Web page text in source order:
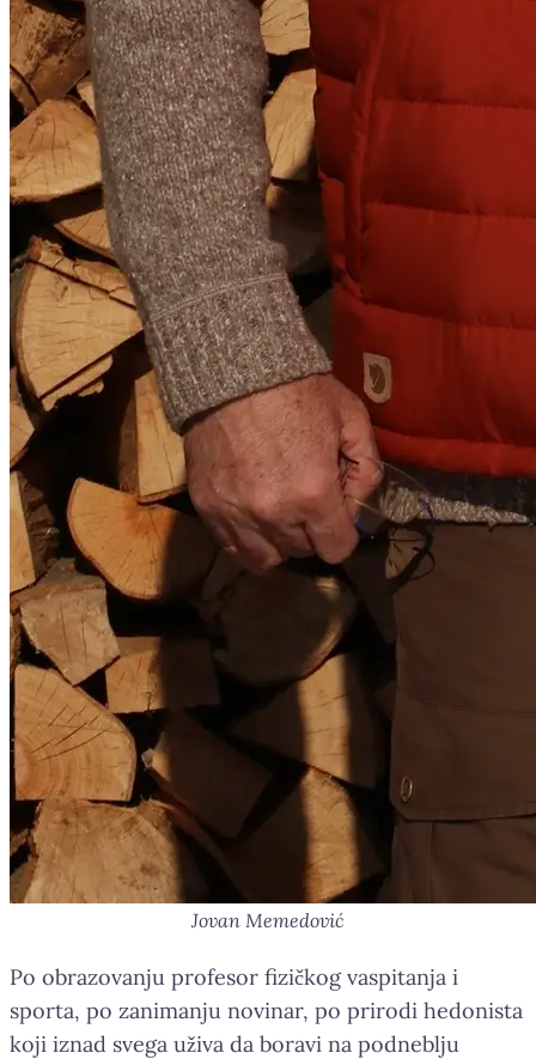
Jovan Memedović
Po obrazovanju profesor fizičkog vaspitanja i
sporta, po zanimanju novinar, po prirodi hedonista
koji iznad svega uživa da boravi na podneblju